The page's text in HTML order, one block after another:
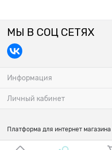
МЫ В СОЦ СЕТЯХ
Информация
Личный кабинет
Платформа для интернет магазина